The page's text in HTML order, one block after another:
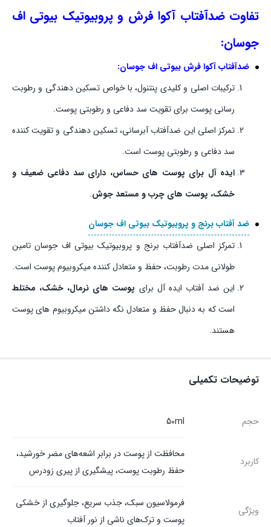
تفاوت ضدآفتاب آکوا فرش و پروبیوتیک بیوتی اف
جوسان:
ضدآفتاب آکوا فرش بیوتی اف جوسان:
ترکیبات اصلی و کلیدی پنتنول، با خواص تسکین دهندگی و رطوبت
رسانی پوست برای تقویت سد دفاعی و رطوبتی پوست.
تمرکز اصلی این ضدآفتاب آبرسانی، تسکین دهندگی و تقویت کننده
سد دفاعی و رطوبتی پوست است.
ایده آل برای پوست های حساس، دارای سد دفاعی ضعیف و
خشک، پوست های چرب و مستعد جوش.
ضد آفتاب برنج و پروبیوتیک بیوتی اف جوسان
تمرکز اصلی ضدآفتاب برنج و پروبیوتیک بیوتی اف جوسان تامین
طولانی مدت رطوبت، حفظ و متعادل کننده میکروبیوم پوست است.
این ضد آفتاب ایده آل برای پوست های نرمال، خشک، مختلط
است که به دنبال حفظ و متعادل نگه داشتن میکروبیوم های پوست
هستند.
توضیحات تکمیلی
حجم 50ml
کاربرد
محافظت از پوست در برابر اشعه‌های مضر خورشید،
حفظ رطوبت پوست، پیشگیری از پیری زودرس
ویژگی
فرمولاسیون سبک، جذب سریع، جلوگیری از خشکی
پوست و ترک‌های ناشی از نور آفتاب